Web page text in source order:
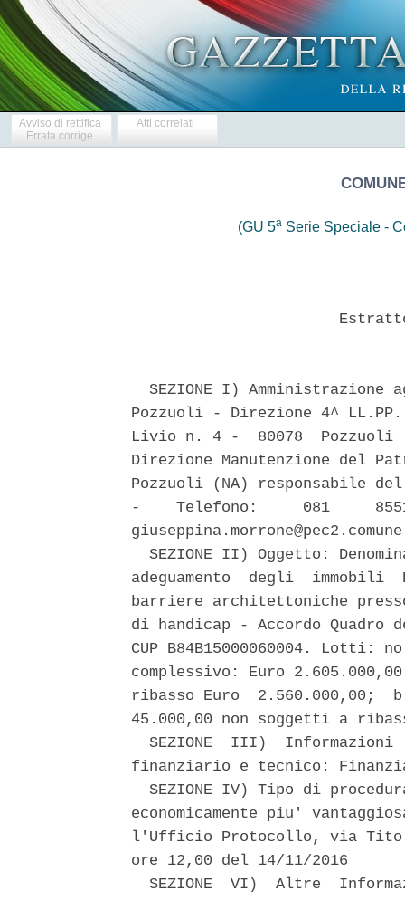
Avviso di rettifica
Errata corrige
Atti correlati
(GU 5a Serie Speciale -
SEZIONE I) Amministrazione
Pozzuoli - Direzione 4^
Livio n. 4 -  80078  Pozzuoli
Direzione Manutenzione del
Pozzuoli (NA) responsabile
-    Telefono:     081
SEZIONE II) Oggetto:
adeguamento  degli
barriere architettoniche
di handicap - Accordo Quadro
CUP B84B15000060004.
complessivo: Euro
ribasso Euro  2.560.000,00;
45.000,00 non soggetti a
SEZIONE  III)  Informazioni
finanziario e tecnico:
SEZIONE IV) Tipo di
economicamente piu'
l'Ufficio Protocollo, via Tito
ore 12,00 del 14/11/2016
SEZIONE  VI)  Altre